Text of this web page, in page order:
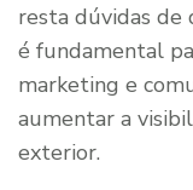
resta dúvidas
é fundamental
marketing e
aumentar a
exterior.